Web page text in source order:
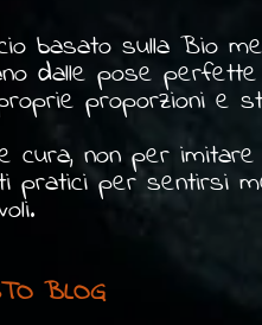
basato sulla Bio
dalle pose
proporzioni e
cura, non per
pratici per sentirsi
BLOG